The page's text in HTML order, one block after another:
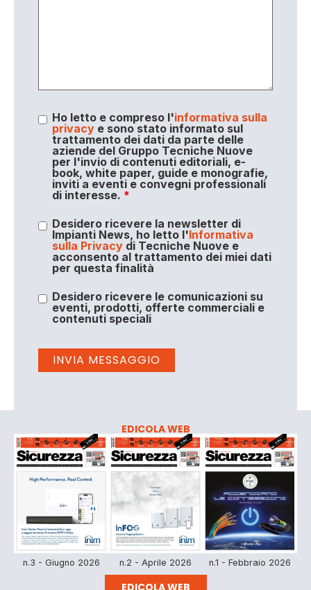
Ho letto e compreso l'informativa sulla
privacye sono stato informato sul
trattamento dei dati da parte delle
aziende del Gruppo Tecniche Nuove
per l'invio di contenuti editoriali, e-
book, white paper, guide e monografie,
inviti a eventi e convegni professionali
di interesse. *
Desidero ricevere la newsletter di
Impianti News, ho letto l'Informativa
sulla Privacydi Tecniche Nuove e
acconsento al trattamento dei miei dati
per questa finalità
Desidero ricevere le comunicazioni su
eventi, prodotti, offerte commerciali e
contenuti speciali
EDICOLA WEB
n.3 - Giugno 2026 n.2 - Aprile 2026 n.1 - Febbraio 2026
EDICOLA WEB